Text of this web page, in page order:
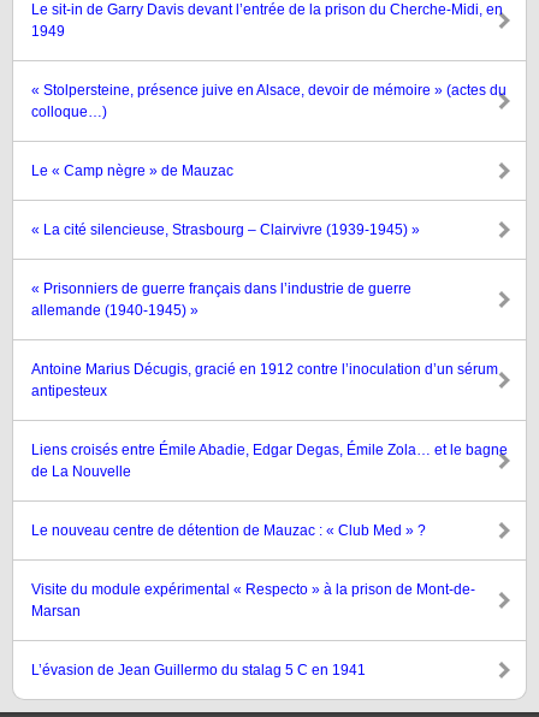
Le sit-in de Garry Davis devant l’entrée de la prison du Cherche-Midi, en
1949
« Stolpersteine, présence juive en Alsace, devoir de mémoire » (actes du
colloque…)
Le « Camp nègre » de Mauzac
« La cité silencieuse, Strasbourg – Clairvivre (1939-1945) »
« Prisonniers de guerre français dans l’industrie de guerre
allemande (1940-1945) »
Antoine Marius Décugis, gracié en 1912 contre l’inoculation d’un sérum
antipesteux
Liens croisés entre Émile Abadie, Edgar Degas, Émile Zola… et le bagne
de La Nouvelle
Le nouveau centre de détention de Mauzac : « Club Med » ?
Visite du module expérimental « Respecto » à la prison de Mont-de-
Marsan
L’évasion de Jean Guillermo du stalag 5 C en 1941